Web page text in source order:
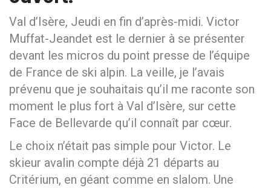
Val d’Isère, Jeudi en fin d’après-midi. Victor
Muffat-Jeandet est le dernier à se présenter
devant les micros du point presse de l’équipe
de France de ski alpin. La veille, je l’avais
prévenu que je souhaitais qu’il me raconte son
moment le plus fort à Val d’Isère, sur cette
Face de Bellevarde qu’il connaît par cœur.
Le choix n’était pas simple pour Victor. Le
skieur avalin compte déjà 21 départs au
Critérium, en géant comme en slalom. Une